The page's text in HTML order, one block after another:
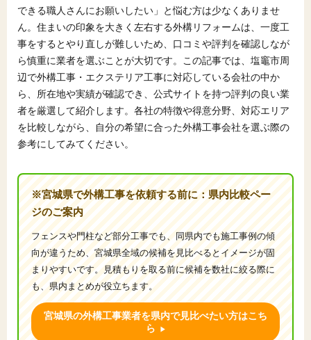
できる職人さんにお願いしたい」と悩む方は少なくありませ
ん。住まいの印象を大きく左右する外構リフォームは、一度工
事をするとやり直しが難しいため、口コミや評判を確認しなが
ら慎重に業者を選ぶことが大切です。この記事では、塩竈市周
辺で外構工事・エクステリア工事に対応している会社の中か
ら、所在地や実績が確認でき、公式サイトを持つ評判の良い業
者を厳選して紹介します。各社の特徴や得意分野、対応エリア
を比較しながら、自分の希望に合った外構工事会社を選ぶ際の
参考にしてみてください。
※宮城県で外構工事を依頼する前に：県内比較ペー
ジのご案内
フェンスや門柱など部分工事でも、同県内でも施工事例の傾
向が違うため、宮城県全域の候補を見比べるとイメージが固
まりやすいです。見積もりを取る前に候補を数社に絞る際に
も、県内まとめが役立ちます。
宮城県の外構工事業者を県内で見比べたい方はこち
ら